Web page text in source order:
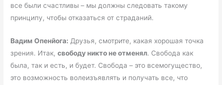
все были счастливы – мы должны следовать такому
принципу, чтобы отказаться от страданий.
Вадим Опенйога: Друзья, смотрите, какая хорошая точка
зрения. Итак,свободу никто не отменял. Свобода как
была, так и есть, и будет. Свобода – это всемогущество,
это возможность волеизъявлять и получать все, что